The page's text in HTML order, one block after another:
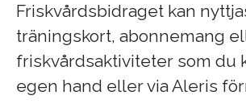
Friskvårdsbidraget kan
träningskort, abonnemang
friskvårdsaktiviteter som du
egen hand eller via Aleris